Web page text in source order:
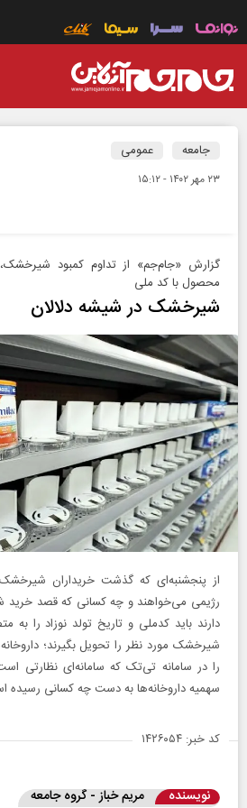
جامعه عمومی
۲۳ مهر ۱۴۰۲ - ۱۵:۱۲
محصول با کد ملی
شیرخشک‌ در شیشه دلالان
از پنجشنبه‌ای که گذشت خریداران
رژیمی می‌خواهند و چه کسانی که قصد خرید
دارند باید کدملی و تاریخ تولد نوزاد را به
شیرخشک مورد نظر را تحویل بگیرند؛
را در سامانه تی‌تک که سامانه‌ای نظارتی
سهمیه داروخانه‌ها به دست چه کسانی رسیده
کد خبر: ۱۴۲۶۰۵۴
نویسنده مریم خباز - گروه جامعه